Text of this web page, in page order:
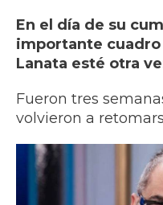
En el día de su
importante
Lanata esté otra
Fueron tres
volvieron a